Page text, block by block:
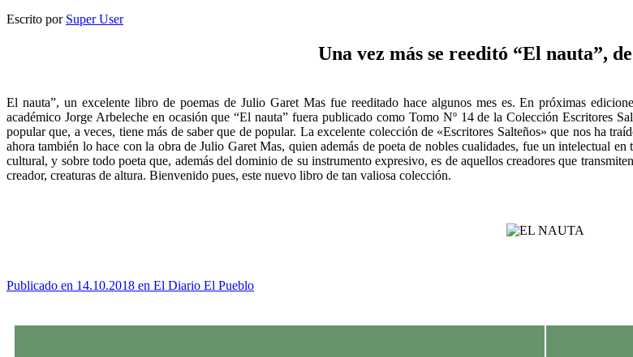
Escrito por Super User
Una vez más se reeditó “El nauta”,
El nauta”, un excelente libro de poemas de Julio Garet Mas fue reeditado hace algunos mes es. En próximas
académico Jorge Arbeleche en ocasión que “El nauta” fuera publicado como Tomo Nº 14 de la Colección Escritores
popular que, a veces, tiene más de saber que de popular. La excelente colección de «Escritores Salteños» que nos ha
ahora también lo hace con la obra de Julio Garet Mas, quien además de poeta de nobles cualidades, fue un intelectual
cultural, y sobre todo poeta que, además del dominio de su instrumento expresivo, es de aquellos creadores que
creador, creaturas de altura. Bienvenido pues, este nuevo libro de tan valiosa colección.
Publicado en 14.10.2018 en El Diario El Pueblo